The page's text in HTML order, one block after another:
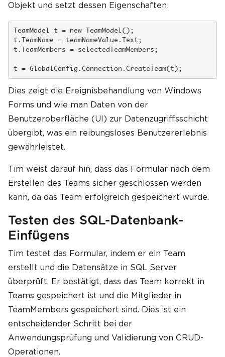
Objekt und setzt dessen Eigenschaften:
TeamModel t = new TeamModel();
t.TeamName = teamNameValue.Text;
t.TeamMembers = selectedTeamMembers;
t = GlobalConfig.Connection.CreateTeam(t);
Dies zeigt die Ereignisbehandlung von Windows
Forms und wie man Daten von der
Benutzeroberfläche (UI) zur Datenzugriffsschicht
übergibt, was ein reibungsloses Benutzererlebnis
gewährleistet.
Tim weist darauf hin, dass das Formular nach dem
Erstellen des Teams sicher geschlossen werden
kann, da das Team erfolgreich gespeichert wurde.
Testen des SQL-Datenbank-
Einfügens
Tim testet das Formular, indem er ein Team
erstellt und die Datensätze in SQL Server
überprüft. Er bestätigt, dass das Team korrekt in
Teams gespeichert ist und die Mitglieder in
TeamMembers gespeichert sind. Dies ist ein
entscheidender Schritt bei der
Anwendungsprüfung und Validierung von CRUD-
Operationen.